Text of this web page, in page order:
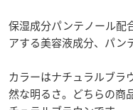
保湿成分パンテノール配
アする美容液成分、パン
カラーはナチュラルブラ
然な明るさ。どちらの商